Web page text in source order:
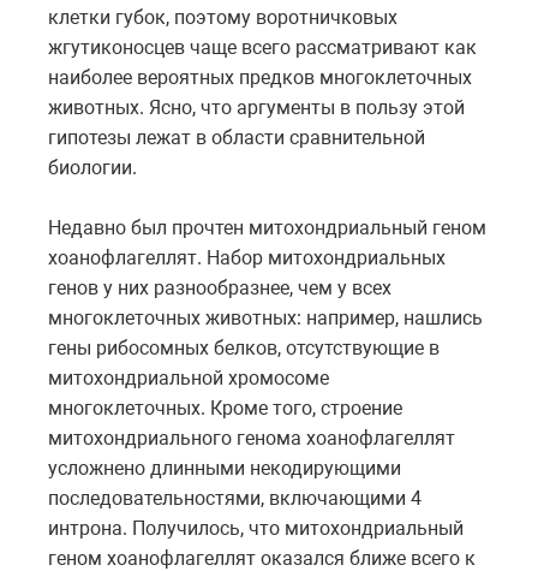
клетки губок, поэтому воротничковых
жгутиконосцев чаще всего рассматривают как
наиболее вероятных предков многоклеточных
животных. Ясно, что аргументы в пользу этой
гипотезы лежат в области сравнительной
биологии.
Недавно был прочтен митохондриальный геном
хоанофлагеллят. Набор митохондриальных
генов у них разнообразнее, чем у всех
многоклеточных животных: например, нашлись
гены рибосомных белков, отсутствующие в
митохондриальной хромосоме
многоклеточных. Кроме того, строение
митохондриального генома хоанофлагеллят
усложнено длинными некодирующими
последовательностями, включающими 4
интрона. Получилось, что митохондриальный
геном хоанофлагеллят оказался ближе всего к